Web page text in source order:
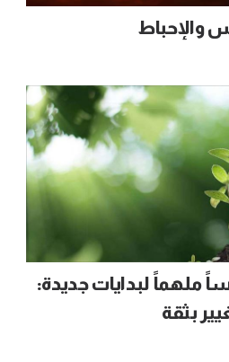
والإحباط
اقتباساً ملهماً لبدايات جديدة:
بثقة